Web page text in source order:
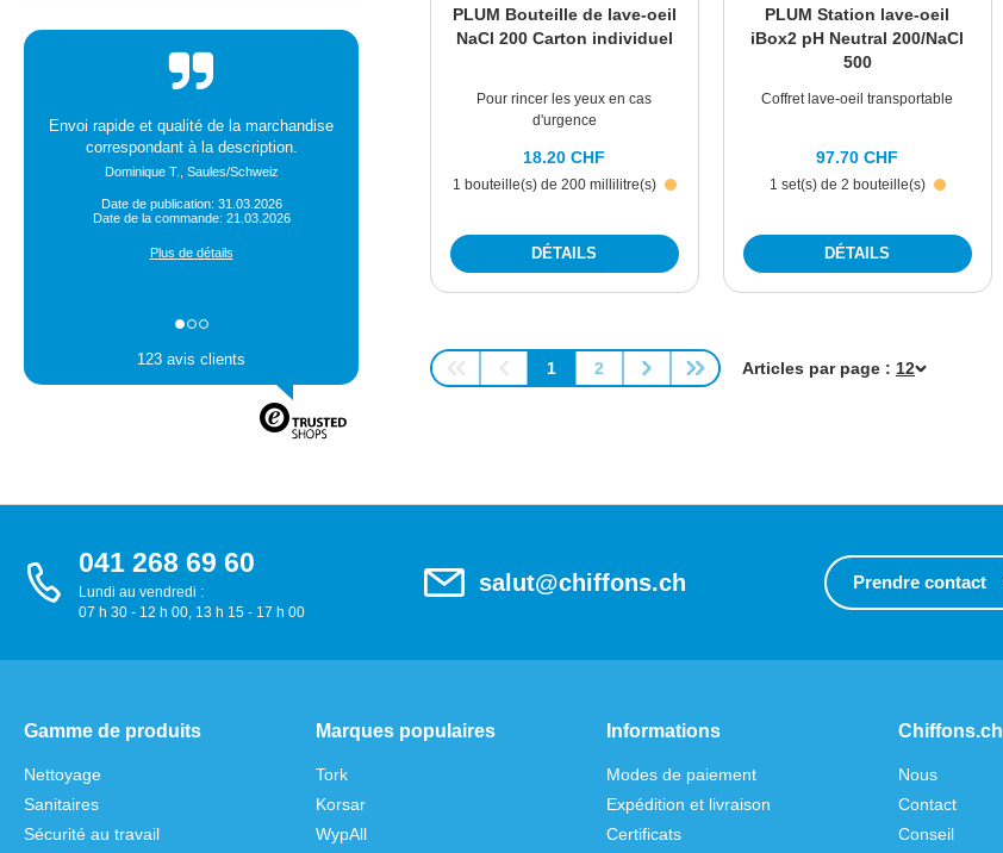
Envoi rapide et qualité de la marchandise
correspondant à la description.
Dominique T., Saules/Schweiz
Date de publication: 31.03.2026
Date de la commande: 21.03.2026
Plus de détails
123 avis clients
PLUM Bouteille de lave-oeil
NaCl 200 Carton individuel
Pour rincer les yeux en cas
d'urgence
1 bouteille(s) de 200 millilitre(s)
18.20 CHF
DÉTAILS
PLUM Station lave-oeil
iBox2 pH Neutral 200/NaCl
500
Coffret lave-oeil transportable
1 set(s) de 2 bouteille(s)
97.70 CHF
DÉTAILS
Page
1
Page
2 Articles par page :
041 268 69 60
Lundi au vendredi :
07 h 30 - 12 h 00, 13 h 15 - 17 h 00
salut@chiffons.ch Prendre contact
Gamme de produits
Nettoyage
Sanitaires
Sécurité au travail
Marques populaires
Tork
Korsar
WypAll
Informations
Modes de paiement
Expédition et livraison
Certificats
Chiffons.ch
Nous
Contact
Conseil